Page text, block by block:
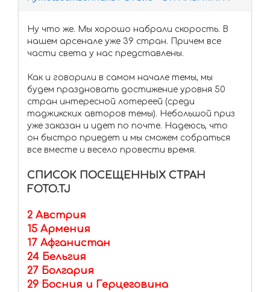
Ну что же. Мы хорошо набрали скорость. В
нашем арсенале уже 39 стран. Причем все
части света у нас представлены.
Как и говорили в самом начале темы, мы
будем праздновать достижение уровня 50
стран интересной лотереей (среди
таджикских авторов темы). Небольшой приз
уже заказан и идет по почте. Надеюсь, что
он быстро приедет и мы сможем собраться
все вместе и весело провести время.
СПИСОК ПОСЕЩЕННЫХ СТРАН
FOTO.TJ
2 Австрия
15 Армения
17 Афганистан
24 Бельгия
27 Болгария
29 Босния и Герцеговина